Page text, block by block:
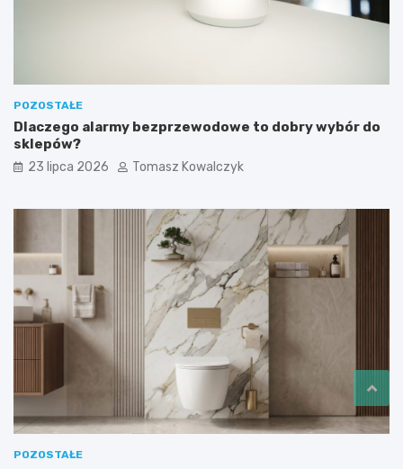
POZOSTAŁE
Dlaczego alarmy bezprzewodowe to dobry wybór do
sklepów?
23 lipca 2026 Tomasz Kowalczyk
POZOSTAŁE